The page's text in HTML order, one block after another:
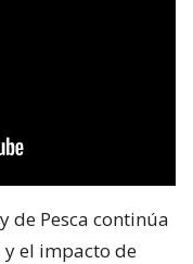
de Pesca continúa
y el impacto de